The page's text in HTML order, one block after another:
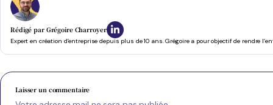
Rédigé par Grégoire Charroyer
Expert en création d’entreprise depuis plus de 10 ans. Grégoire a pour objectif de rendre
Laisser un commentaire